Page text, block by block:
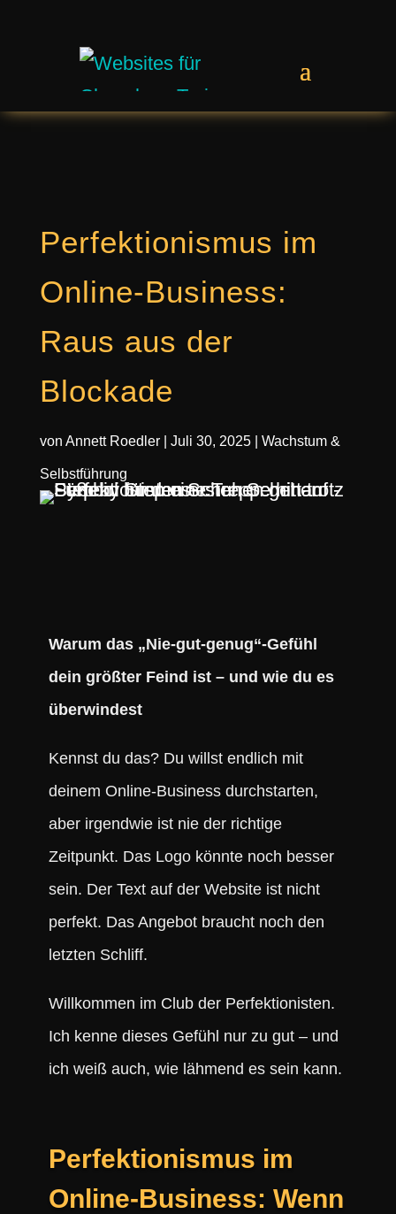
Perfektionismus im
Online-Business:
Raus aus der
Blockade
von Annett Roedler| Juli 30, 2025| Wachstum &
Selbstführung
Warum das „Nie-gut-genug“-Gefühl
dein größter Feind ist – und wie du es
überwindest
Kennst du das? Du willst endlich mit
deinem Online-Business durchstarten,
aber irgendwie ist nie der richtige
Zeitpunkt. Das Logo könnte noch besser
sein. Der Text auf der Website ist nicht
perfekt. Das Angebot braucht noch den
letzten Schliff.
Willkommen im Club der Perfektionisten.
Ich kenne dieses Gefühl nur zu gut – und
ich weiß auch, wie lähmend es sein kann.
Perfektionismus im
Online-Business: Wenn